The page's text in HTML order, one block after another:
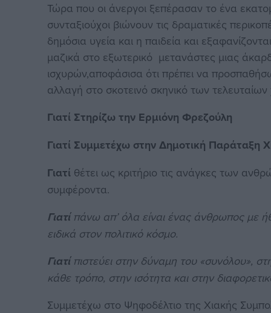
Τώρα που οι άνεργοι ξεπέρασαν το ένα
συνταξιούχοι βιώνουν τις δραματικές
δημόσια υγεία και η παιδεία και
μαζικά στο εξωτερικό μετανάστες μιας
ισχυρών,αποφάσισα ότι πρέπει να
αλλαγή στο σκοτεινό σκηνικό των
Γιατί Στηρίζω την Ερμιόνη Φρεζούλη
Γιατί Συμμετέχω στην Δημοτική Παράταξη
Γιατί θέτει ως κριτήριο τις ανάγκες των
συμφέροντα.
Γιατίπάνω απ’ όλα είναι ένας άνθρωπος με
ειδικά στον πολιτικό κόσμο.
Γιατίπιστεύει στην δύναμη του «συνόλου»,
κάθε τρόπο, στην ισότητα και στην
Συμμετέχω στο Ψηφοδέλτιο της Χιακής